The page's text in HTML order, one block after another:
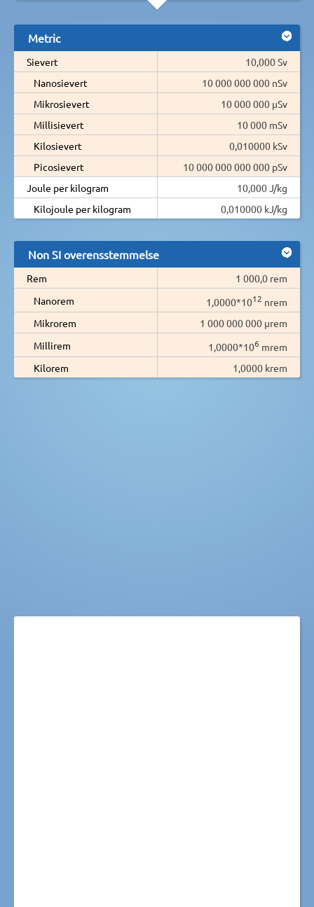
Metric
Sievert
10,000 Sv
Nanosievert
10 000 000 000 nSv
Mikrosievert
10 000 000 µSv
Millisievert
10 000 mSv
Kilosievert
0,010000 kSv
Picosievert
10 000 000 000 000 pSv
Joule per kilogram
10,000 J/kg
Kilojoule per kilogram
0,010000 kJ/kg
Non SI overensstemmelse
Rem
1 000,0 rem
Nanorem
1,0000*1012 nrem
Mikrorem
1 000 000 000 µrem
Millirem
1,0000*106 mrem
Kilorem
1,0000 krem